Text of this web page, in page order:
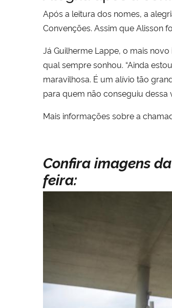
Após a leitura dos nomes, a
Convenções. Assim que Alisson
Já Guilherme Lappe, o mais
qual sempre sonhou. “Ainda
maravilhosa. É um alívio tão
para quem não conseguiu
Mais informações sobre a
Confira imagens
feira: